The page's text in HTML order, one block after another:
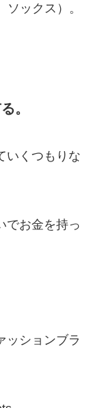
ックス）。
。
いくつもりな
でお金を持っ
ッションブラ